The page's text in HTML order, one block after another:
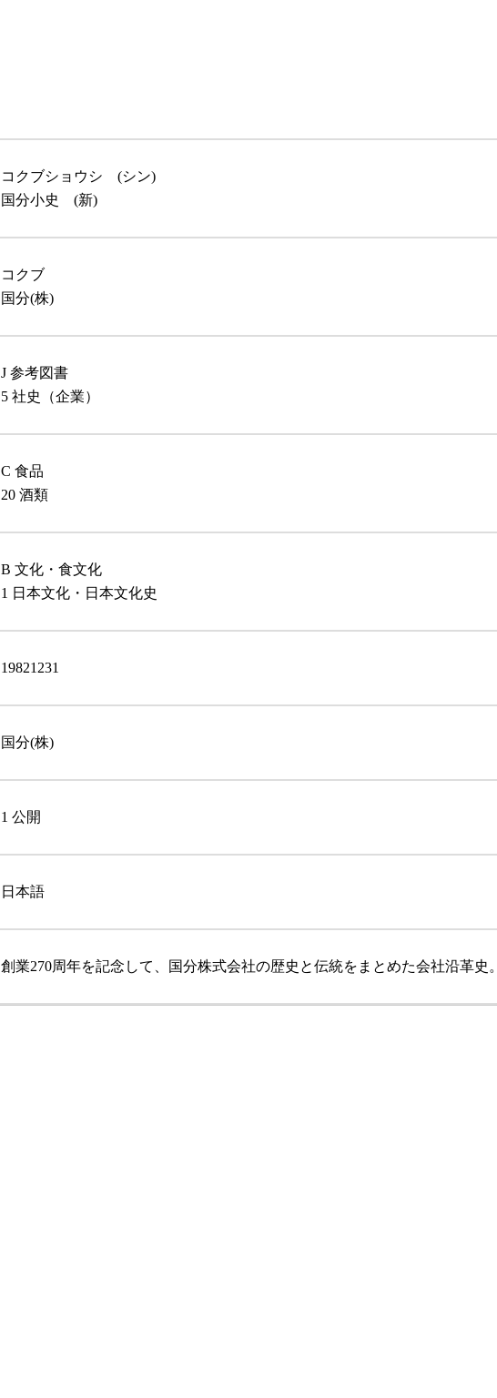
コクブショウシ (シン)
国分小史 (新)
コクブ
国分(株)
J 参考図書
5 社史（企業）
C 食品
20 酒類
B 文化・食文化
1 日本文化・日本文化史
19821231
国分(株)
1 公開
日本語
創業270周年を記念して、国分株式会社の歴史と伝統をまとめた会社沿革史。